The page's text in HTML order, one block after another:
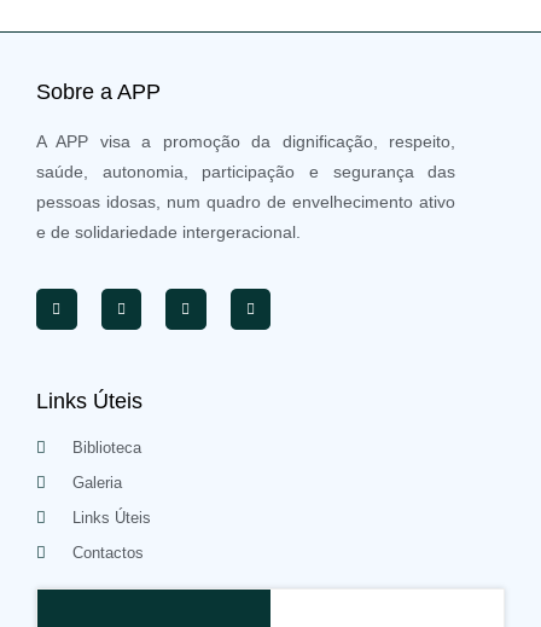
Sobre a APP
A APP visa a promoção da dignificação, respeito,
saúde, autonomia, participação e segurança das
pessoas idosas, num quadro de envelhecimento ativo
e de solidariedade intergeracional.
Links Úteis
Biblioteca
Galeria
Links Úteis
Contactos